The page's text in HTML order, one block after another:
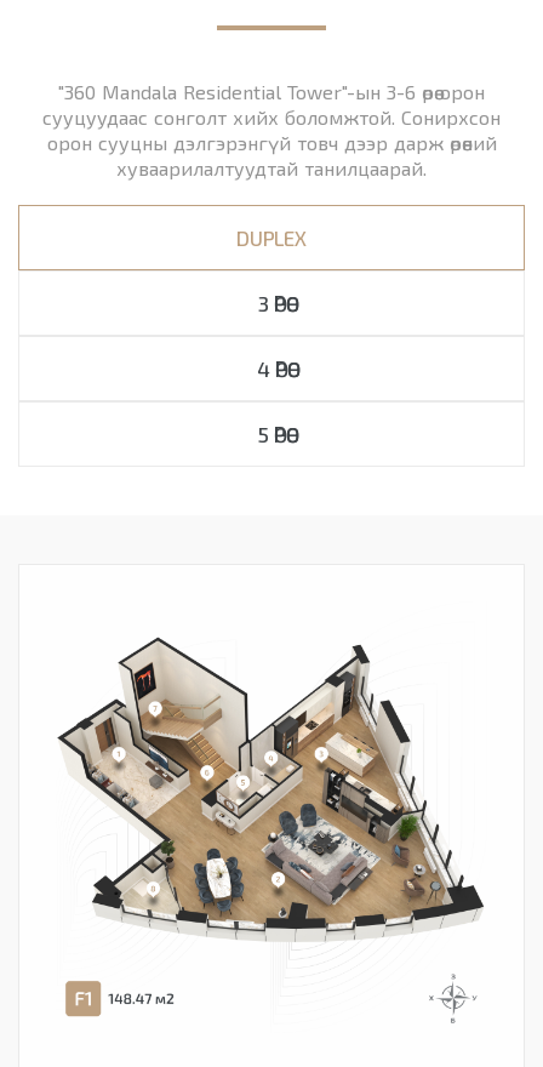
"360 Mandala Residential Tower"-ын 3-6 өрөө орон
сууцуудаас сонголт хийх боломжтой. Сонирхсон
орон сууцны дэлгэрэнгүй товч дээр дарж өрөөний
хуваарилалтуудтай танилцаарай.
DUPLEX
3 ӨРӨӨ
4 ӨРӨӨ
5 ӨРӨӨ